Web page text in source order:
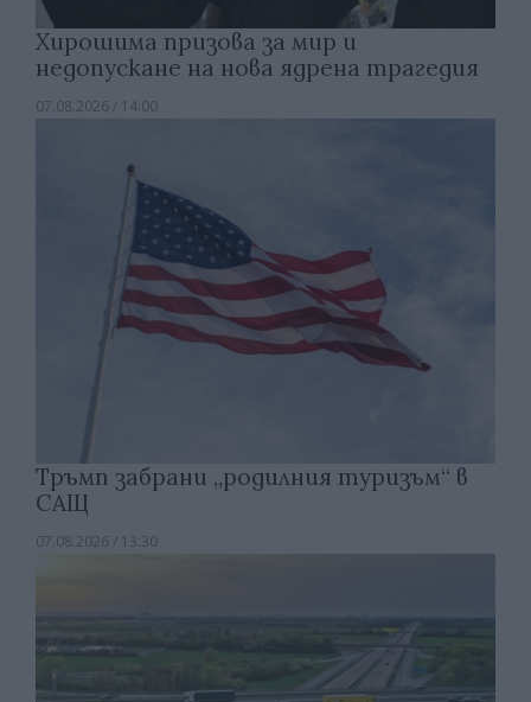
Хирошима призова за мир и
недопускане на нова ядрена трагедия
07.08.2026 / 14:00
Тръмп забрани „родилния туризъм“ в
САЩ
07.08.2026 / 13:30